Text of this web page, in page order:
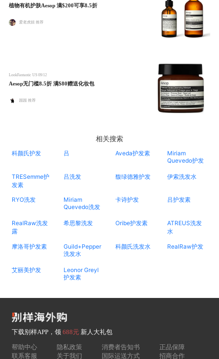
植物有机护肤Aesop 满$200可享8.5折
爱老虎妞 推荐
LookFantastic US 09/12
Aesop无门槛8.5折 满$80赠送化妆包
园园 推荐
相关搜索
科颜氏护发 吕 Aveda护发素
Miriam
Quevedo护发
TRESemme护
发素
吕洗发 馥绿德雅护发 伊索洗发水
RYO洗发
Miriam
Quevedo洗发
卡诗护发 吕护发素
RealRaw洗发
露
希思黎洗发 Oribe护发素
ATREUS洗发
水
摩洛哥护发素
Guild+Pepper
洗发水
科颜氏洗发水 RealRaw护发
艾丽美护发
Leonor Greyl
护发素
下载别样APP，领 688元新人大礼包
帮助中心 隐私政策 消费者告知书
正品保障
联系客服
关于我们 国际运送方式 招商合作